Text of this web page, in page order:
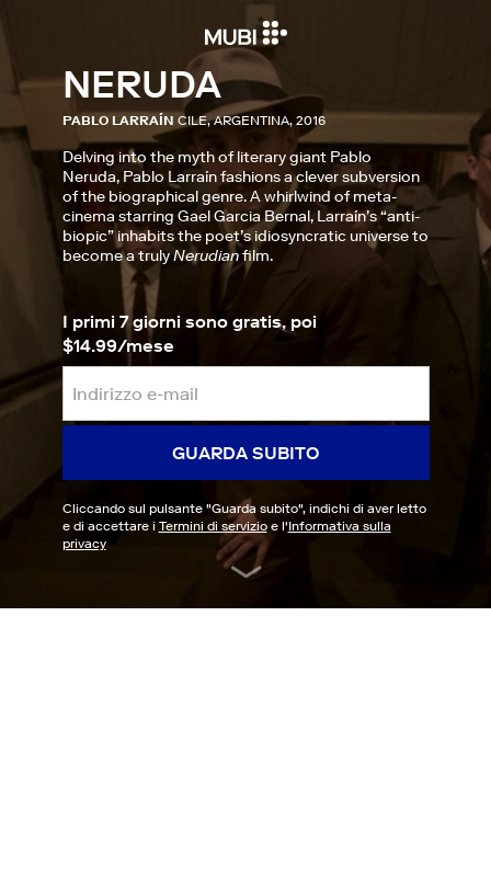
NERUDA
PABLO LARRAÍN CILE, ARGENTINA, 2016
Delving into the myth of literary giant Pablo
Neruda, Pablo Larraín fashions a clever subversion
of the biographical genre. A whirlwind of meta-
cinema starring Gael Garcia Bernal, Larraín’s “anti-
biopic” inhabits the poet’s idiosyncratic universe to
become a trulyNerudianfilm.
I primi 7 giorni sono gratis, poi
$14.99/mese
GUARDA SUBITO
Cliccando sul pulsante "Guarda subito", indichi di aver letto
e di accettare i Termini di servizioe l'Informativa sulla
privacy